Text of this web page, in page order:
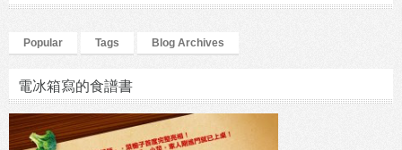
Popular Tags Blog Archives
電冰箱寫的食譜書